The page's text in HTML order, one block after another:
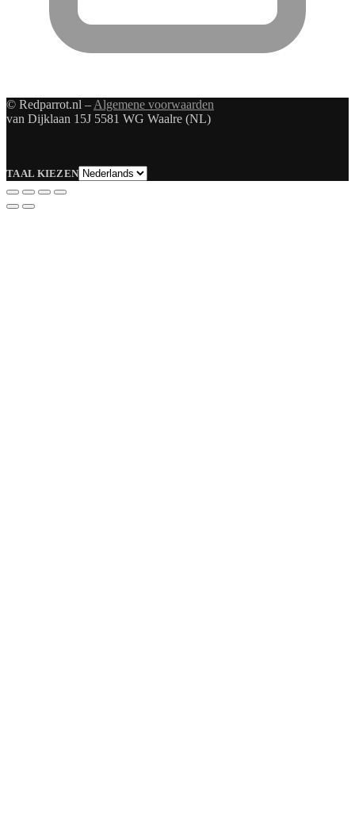
© Redparrot.nl – Algemene voorwaarden
van Dijklaan 15J 5581 WG Waalre (NL)
TAAL KIEZENTaal